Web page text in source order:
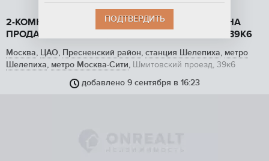
2-КОМНАТНАЯ КВАРТИРА, 71 М2, ЭТАЖ 19 / 42, НА
ПРОДАЖУ В МОСКВЕ, ШМИТОВСКИЙ ПРОЕЗД, 39К6
Москва, ЦАО, Пресненский район, станция Шелепиха, метро
Шелепиха, метро Москва-Сити, Шмитовский проезд, 39к6
добавлено 9 сентября в 16:23
ПОДТВЕРДИТЬ